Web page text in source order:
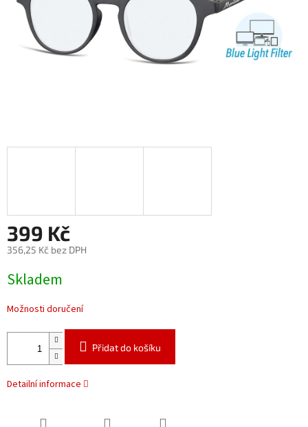
399 Kč
356,25 Kč bez DPH
cena:
Skladem
Možnosti doručení
Přidat do košíku
Detailní informace